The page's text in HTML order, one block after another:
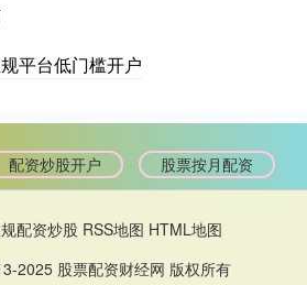
平台低门槛开户
配资炒股开户 股票按月配资
配资炒股 RSS地图 HTML地图
2025 股票配资财经网 版权所有